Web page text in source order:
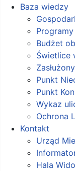
Baza wiedzy
Budżet
Świetlice
Punkt
Punkt
Wykaz
Ochrona
Kontakt
Urząd
Hala